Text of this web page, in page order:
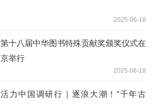
2025-06-18
第十八届中华图书特殊贡献奖颁奖仪式在
京举行
2025-06-18
活力中国调研行｜逐浪大潮！“千年古